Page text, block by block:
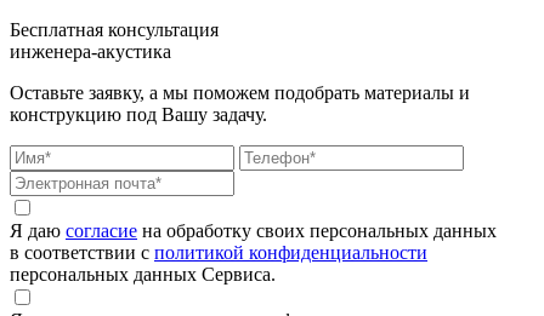
Бесплатная консультация
инженера-акустика
Оставьте заявку, а мы поможем подобрать материалы и
конструкцию под Вашу задачу.
Я даю согласие на обработку своих персональных данных
в соответствии с политикой конфиденциальности
персональных данных Сервиса.